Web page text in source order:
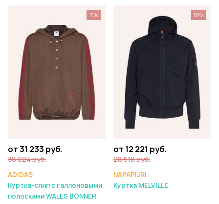
от 31 233 руб.
38 024 руб.
ADIDAS
Куртка-слип с галлоновыми
полосками WALES BONNER
18%
от 12 221 руб.
28 518 руб.
NAPAPIJRI
Куртка MELVILLE
58%